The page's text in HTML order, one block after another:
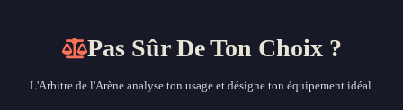
Pas Sûr De Ton Choix ?
L'Arbitre de l'Arène analyse ton usage et désigne ton équipement idéal.